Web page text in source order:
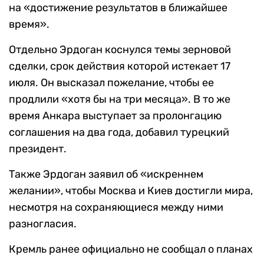
на «достижение результатов в ближайшее
время».
Отдельно Эрдоган коснулся темы зерновой
сделки, срок действия которой истекает 17
июля. Он высказал пожелание, чтобы ее
продлили «хотя бы на три месяца». В то же
время Анкара выступает за пролонгацию
соглашения на два года, добавил турецкий
президент.
Также Эрдоган заявил об «искреннем
желании», чтобы Москва и Киев достигли мира,
несмотря на сохраняющиеся между ними
разногласия.
Кремль ранее официально не сообщал о планах